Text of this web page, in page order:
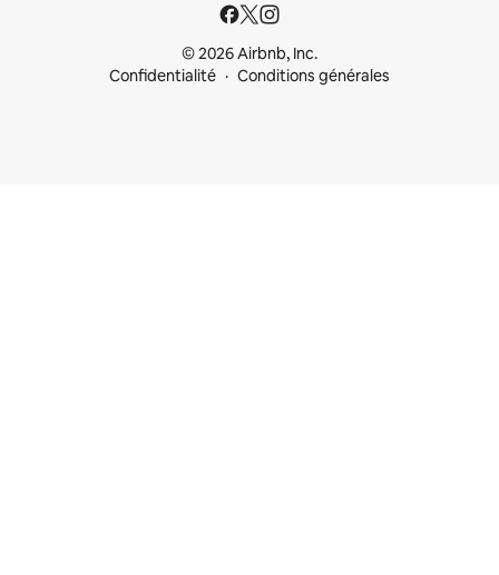
© 2026 Airbnb, Inc.
Confidentialité
Conditions générales